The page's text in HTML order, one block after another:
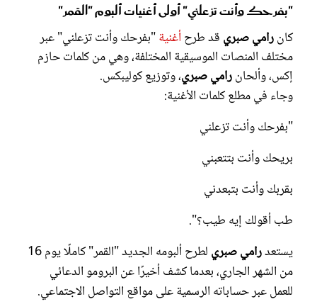
"بفرحك وأنت تزعلني" أولى أغنيات ألبوم "القمر"
كانرامي صبري قد طرحأغنية"بفرحك وأنت تزعلني" عبر
مختلف المنصات الموسيقية المختلفة، وهي من كلمات حازم
إكس، وألحانرامي صبري، وتوزيع كوليبكس.
وجاء في مطلع كلمات الأغنية:
"بفرحك وأنت تزعلني
بريحك وأنت بتتعبني
بقربك وأنت بتبعدني
طب أقولك إيه طيب؟".
يستعدرامي صبري
لطرح ألبومه الجديد "القمر" كاملًا يوم 16
من الشهر الجاري، بعدما كشف أخيرًا عن البرومو الدعائي
للعمل عبر حساباته الرسمية على مواقع التواصل الاجتماعي.